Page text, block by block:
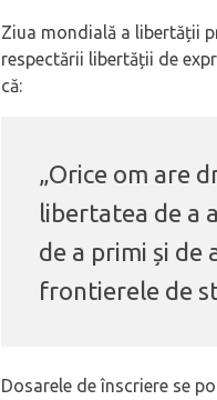
Ziua mondială a libertății
respectării libertății de
că:
„Orice om are
libertatea de a
de a primi și de
frontierele de
Dosarele de înscriere se